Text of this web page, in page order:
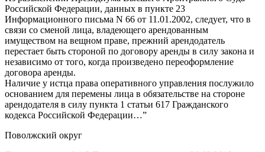
Российской Федерации, данных в пункте 23
Информационного письма N 66 от 11.01.2002, следует, что в
связи со сменой лица, владеющего арендованным
имуществом на вещном праве, прежний арендодатель
перестает быть стороной по договору аренды в силу закона и
независимо от того, когда произведено переоформление
договора аренды.
Наличие у истца права оперативного управления послужило
основанием для перемены лица в обязательстве на стороне
арендодателя в силу пункта 1 статьи 617 Гражданского
кодекса Российской Федерации…”
Поволжский округ